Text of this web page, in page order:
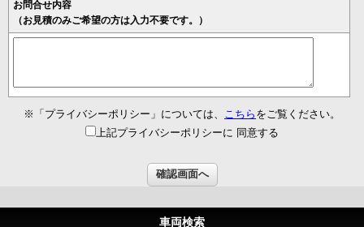
お問合せ内容
（お見積のみご希望の方は入力不要です。）
※「プライバシーポリシー」については、 こちら をご覧ください。
上記プライバシーポリシーに 同意する
車両検索